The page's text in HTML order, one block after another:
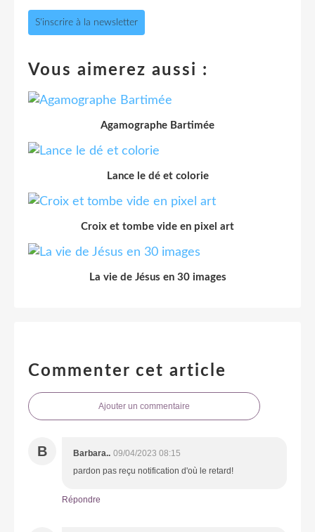
S'inscrire à la newsletter
Vous aimerez aussi :
Agamographe Bartimée
Lance le dé et colorie
Croix et tombe vide en pixel art
La vie de Jésus en 30 images
Commenter cet article
Ajouter un commentaire
B Barbara.. 09/04/2023 08:15
pardon pas reçu notification d'où le retard!
Répondre